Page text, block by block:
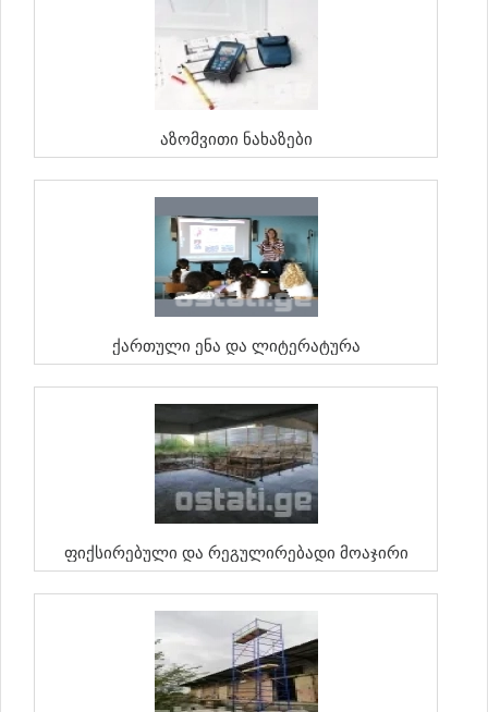
Აზომვითი Ნახაზები
Ქართული Ენა Და Ლიტერატურა
Ფიქსირებული Და Რეგულირებადი Მოაჯირი